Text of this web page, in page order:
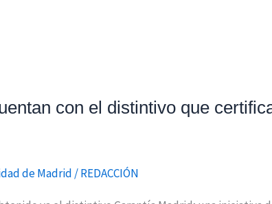
con el distintivo que
de Madrid /REDACCIÓN